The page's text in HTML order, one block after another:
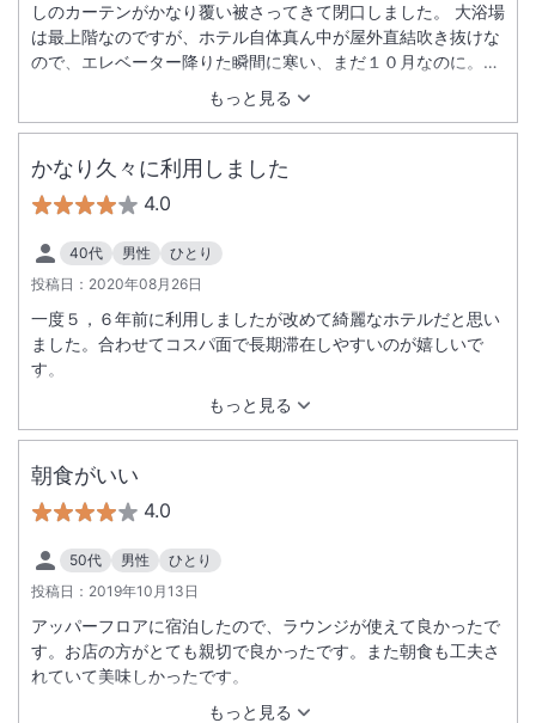
もっと見る
しのカーテンがかなり覆い被さってきて閉口しました。 大浴場
は最上階なのですが、ホテル自体真ん中が屋外直結吹き抜けな
ので、エレベーター降りた瞬間に寒い、まだ１０月なのに。お
風呂自体は良かったのでそこまでのアクセスが残念。 でもこの
ホテルの醍醐味はやっぱり朝食！コロナでブッフェではなくプ
レート形式となっていて残念に思っていたのですが、チェック
イン時にいまはブッフェになっていることを聞いてラッキー！
実際お肉も美味しいし、チョップドサラダが凄く美味しい。開
放的なレストランでスタッフさんが多国籍で丁寧な接客のお兄
さんばかりだったので、海外リゾートにでも来ているかのよう
な錯覚に陥いるほど。またこの朝食を食べに泊まりに来たい。
かなり久々に利用しました
4.0
40代 男性
ひとり
投稿日： 2020年08月26日
もっと見る
一度５，６年前に利用しましたが改めて綺麗なホテルだと思い
ました。合わせてコスパ面で長期滞在しやすいのが嬉しいで
す。
朝食がいい
4.0
50代 男性
ひとり
投稿日： 2019年10月13日
もっと見る
アッパーフロアに宿泊したので、ラウンジが使えて良かったで
す。お店の方がとても親切で良かったです。また朝食も工夫さ
れていて美味しかったです。